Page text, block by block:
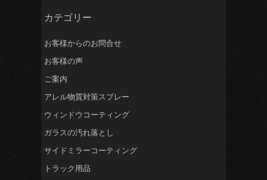
カテゴリー
お客様からのお問合せ
お客様の声
ご案内
アレル物質対策スプレー
ウィンドウコーティング
ガラスの汚れ落とし
サイドミラーコーティング
トラック用品